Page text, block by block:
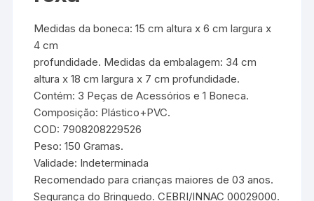
Medidas da boneca: 15 cm altura x 6 cm largura x
4 cm
profundidade. Medidas da embalagem: 34 cm
altura x 18 cm largura x 7 cm profundidade.
Contém: 3 Peças de Acessórios e 1 Boneca.
Composição: Plástico+PVC.
COD: 7908208229526
Peso: 150 Gramas.
Validade: Indeterminada
Recomendado para crianças maiores de 03 anos.
Segurança do Brinquedo. CEBRI/INNAC 00029000.